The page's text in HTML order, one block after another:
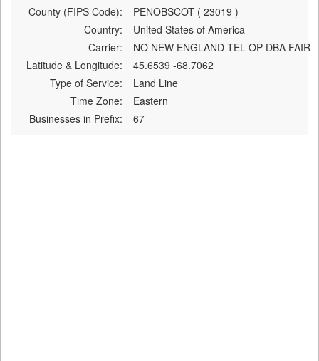
County (FIPS Code):
PENOBSCOT ( 23019 )
Country:
United States of America
Carrier:
NO NEW ENGLAND TEL OP DBA FAIR
Latitude & Longitude:
45.6539 -68.7062
Type of Service:
Land Line
Time Zone:
Eastern
Businesses in Prefix:
67